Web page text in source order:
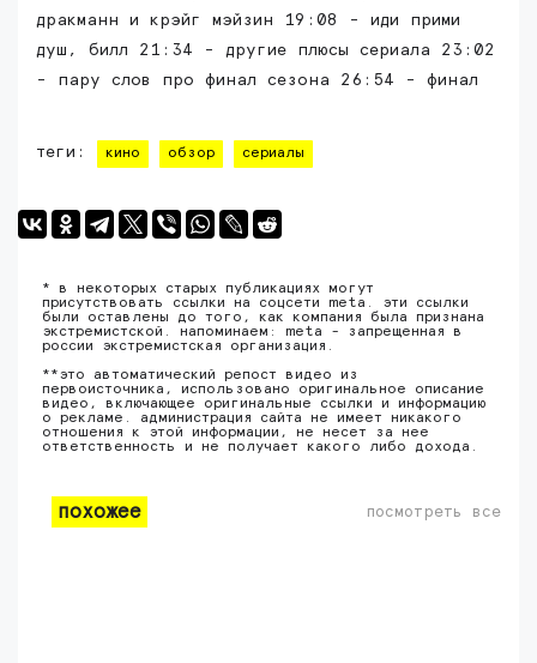
дракманн и крэйг мэйзин 19:08 - иди прими
душ, билл 21:34 - другие плюсы сериала 23:02
- пару слов про финал сезона 26:54 - финал
теги: кино обзор сериалы
* в некоторых старых публикациях могут
присутствовать ссылки на соцсети meta. эти ссылки
были оставлены до того, как компания была признана
экстремистской. напоминаем: meta - запрещенная в
россии экстремистская организация.
**это автоматический репост видео из
первоисточника, использовано оригинальное описание
видео, включающее оригинальные ссылки и информацию
о рекламе. администрация сайта не имеет никакого
отношения к этой информации, не несет за нее
ответственность и не получает какого либо дохода.
похожее посмотреть все